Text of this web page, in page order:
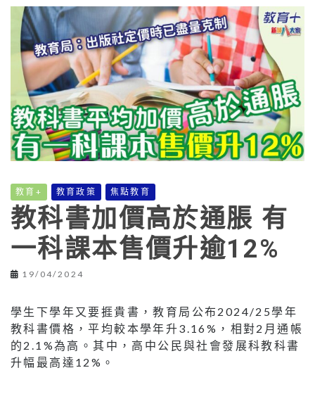
教育+ 教育政策 焦點教育
教科書加價高於通脹 有
一科課本售價升逾12%
19/04/2024
學生下學年又要捱貴書，教育局公布2024/25學年
教科書價格，平均較本學年升3.16%，相對2月通帳
的2.1%為高。其中，高中公民與社會發展科教科書
升幅最高達12%。